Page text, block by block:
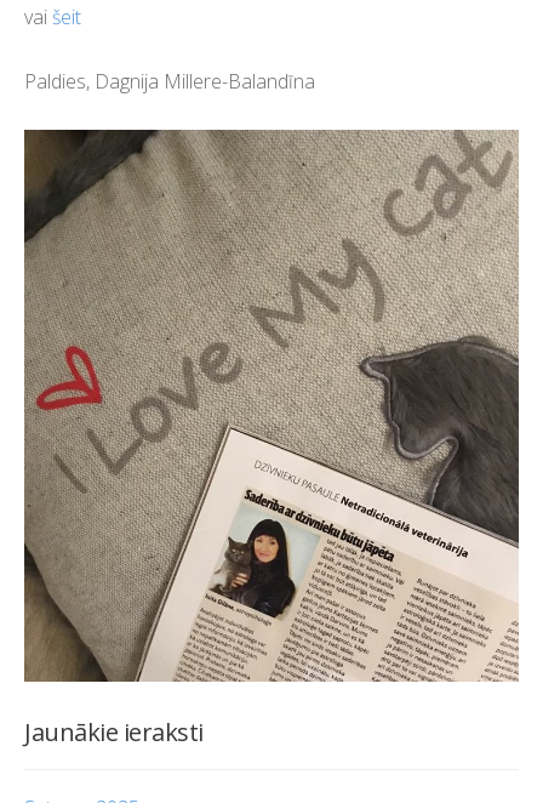
Jaunākie ieraksti
vaišeit
Paldies, Dagnija Millere-Balandīna